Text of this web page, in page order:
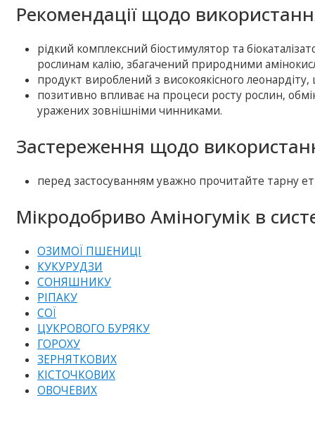
Рекомендації щодо
рідкий комплексний біостимулятор та
рослинам калію, збагачений природними
продукт вироблений з високоякісного леонардіту,
позитивно впливає на процеси росту рослин,
уражених зовнішніми чинниками.
Застереження щодо
перед застосуванням уважно прочитайте тарну
Мікродобриво Аміногумік в
ОЗИМОЇ ПШЕНИЦІ
КУКУРУДЗИ
СОНЯШНИКУ
РІПАКУ
СОЇ
ЦУКРОВОГО БУРЯКУ
ГОРОХУ
ЗЕРНЯТКОВИХ
КІСТОЧКОВИХ
ОВОЧЕВИХ